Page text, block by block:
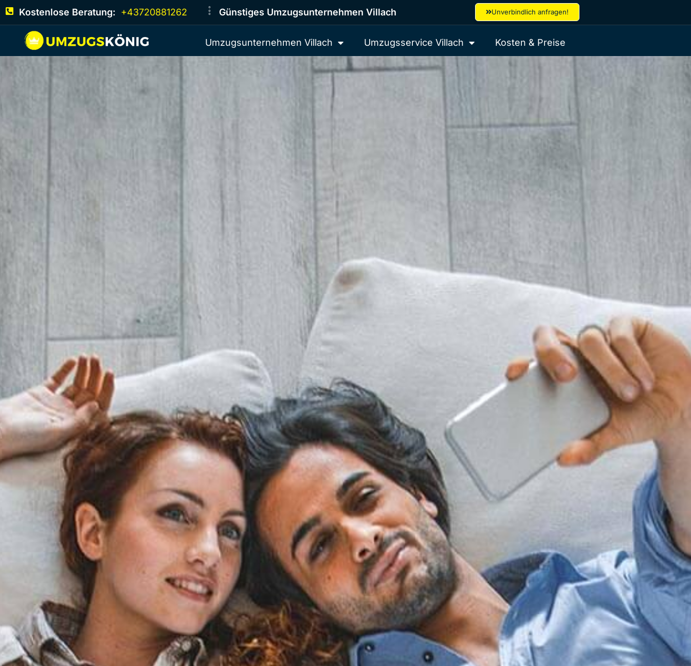
Kostenlose Beratung: +43720881262 Günstiges Umzugsunternehmen Villach Unverbindlich anfragen!
Umzugsunternehmen Villach Umzugsservice Villach Kosten & Preise